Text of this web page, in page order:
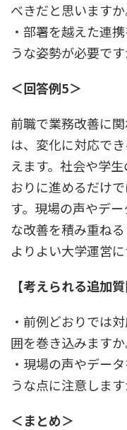
べきだと思いますか
・部署を越えた連
うな姿勢が必要です
＜回答例5＞
前職で業務改善に
は、変化に対応で
えます。社会や学
おりに進めるだけ
す。現場の声やデ
な改善を積み重ね
よりよい大学運営
【考えられる追加質
・前例どおりでは
囲を巻き込みますか
・現場の声やデー
うな点に注意します
＜まとめ＞